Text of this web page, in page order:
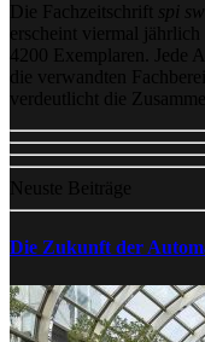
Die Fachzeitschrift
spi
erscheint viermal jährlich
4200 Exemplaren. Jede
die verwandten
verdeutlicht die
Neuste Beiträge
Die Zukunft der